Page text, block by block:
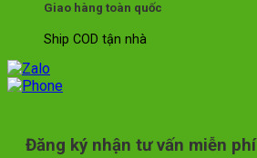
Giao hàng toàn quốc
Ship COD tận nhà
Đăng ký nhận tư vấn miễn phí